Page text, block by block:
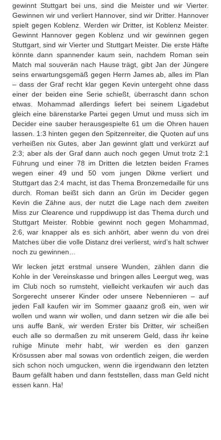
gewinnt Stuttgart bei uns, sind die Meister und wir Vierter.
Gewinnen wir und verliert Hannover, sind wir Dritter. Hannover
spielt gegen Koblenz. Werden wir Dritter, ist Koblenz Meister.
Gewinnt Hannover gegen Koblenz und wir gewinnen gegen
Stuttgart, sind wir Vierter und Stuttgart Meister. Die erste Häfte
könnte dann spannender kaum sein, nachdem Roman sein
Match mal souverän nach Hause trägt, gibt Jan der Jüngere
seins erwartungsgemäß gegen Herrn James ab, alles im Plan
– dass der Graf recht klar gegen Kevin untergeht ohne dass
einer der beiden eine Serie schießt, überrascht dann schon
etwas. Mohammad allerdings liefert bei seinem Ligadebut
gleich eine bärenstarke Partei gegen Umut und muss sich im
Decider eine sauber herausgespielte 61 um die Ohren hauen
lassen. 1:3 hinten gegen den Spitzenreiter, die Quoten auf uns
verheißen nix Gutes, aber Jan gewinnt glatt und verkürzt auf
2:3; aber als der Graf dann auch noch gegen Umut trotz 2:1
Führung und einer 78 im Dritten die letzten beiden Frames
wegen einer 49 und 50 vom jungen Dikme verliert und
Stuttgart das 2:4 macht, ist das Thema Bronzemedaille für uns
durch. Roman beißt sich dann an Grün im Decider gegen
Kevin die Zähne aus, der nutzt die Lage nach dem zweiten
Miss zur Clearence und ruppdiwupp ist das Thema durch und
Stuttgart Meister. Robbie gewinnt noch gegen Mohammad,
2:6, war knapper als es sich anhört, aber wenn du von drei
Matches über die volle Distanz drei verlierst, wird’s halt schwer
noch zu gewinnen…
Wir lecken jetzt erstmal unsere Wunden, zählen dann die
Kohle in der Vereinskasse und bringen alles Leergut weg, was
im Club noch so rumsteht, vielleicht verkaufen wir auch das
Sorgerecht unserer Kinder oder unsere Nebennieren – auf
jeden Fall kaufen wir im Sommer gaaanz groß ein, wen wir
wollen und wann wir wollen, und dann setzen wir die alle bei
uns auffe Bank, wir werden Erster bis Dritter, wir scheißen
euch alle so dermaßen zu mit unserem Geld, dass ihr keine
ruhige Minute mehr habt, wir werden es den ganzen
Krösussen aber mal sowas von ordentlich zeigen, die werden
sich schon noch umgucken, wenn die irgendwann den letzten
Baum gefällt haben und dann feststellen, dass man Geld nicht
essen kann. Ha!